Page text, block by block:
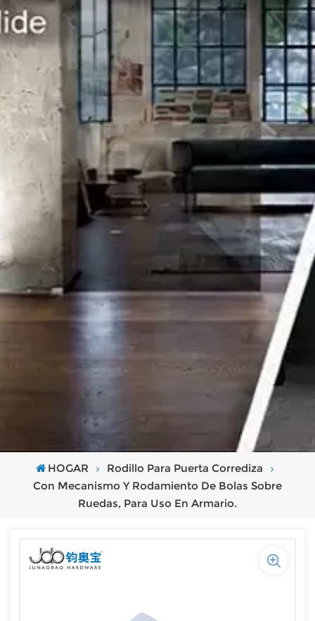
HOGAR
Rodillo Para Puerta Corrediza
Con Mecanismo Y Rodamiento De Bolas Sobre
Ruedas, Para Uso En Armario.